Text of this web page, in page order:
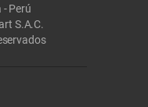
- Perú
S.A.C.